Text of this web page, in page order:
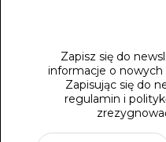
Zapisz się do
informacje o
Zapisując się do
regulamin i